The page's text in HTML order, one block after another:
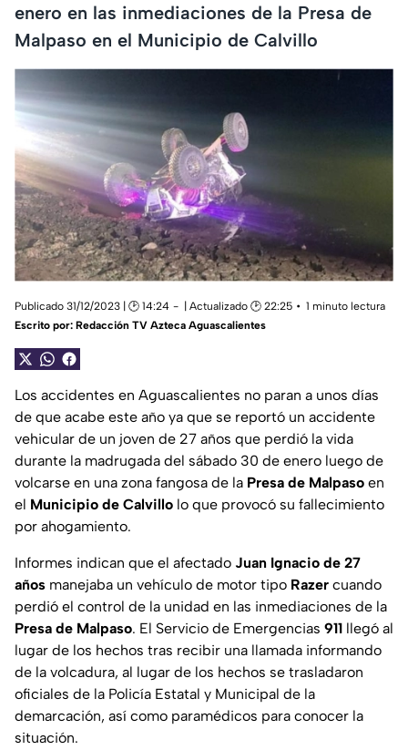
enero en las inmediaciones de la Presa de
Malpaso en el Municipio de Calvillo
Publicado 31/12/2023 | 🕑 14:24 | Actualizado 🕑 22:25
1 minuto lectura
Escrito por: Redacción TV Azteca Aguascalientes
Los accidentes en Aguascalientes no paran a unos días
de que acabe este año ya que se reportó un accidente
vehicular de un joven de 27 años que perdió la vida
durante la madrugada del sábado 30 de enero luego de
volcarse en una zona fangosa de la Presa de Malpaso en
el Municipio de Calvillo lo que provocó su fallecimiento
por ahogamiento.
Informes indican que el afectado Juan Ignacio de 27
años manejaba un vehículo de motor tipo Razer cuando
perdió el control de la unidad en las inmediaciones de la
Presa de Malpaso. El Servicio de Emergencias 911 llegó al
lugar de los hechos tras recibir una llamada informando
de la volcadura, al lugar de los hechos se trasladaron
oficiales de la Policía Estatal y Municipal de la
demarcación, así como paramédicos para conocer la
situación.